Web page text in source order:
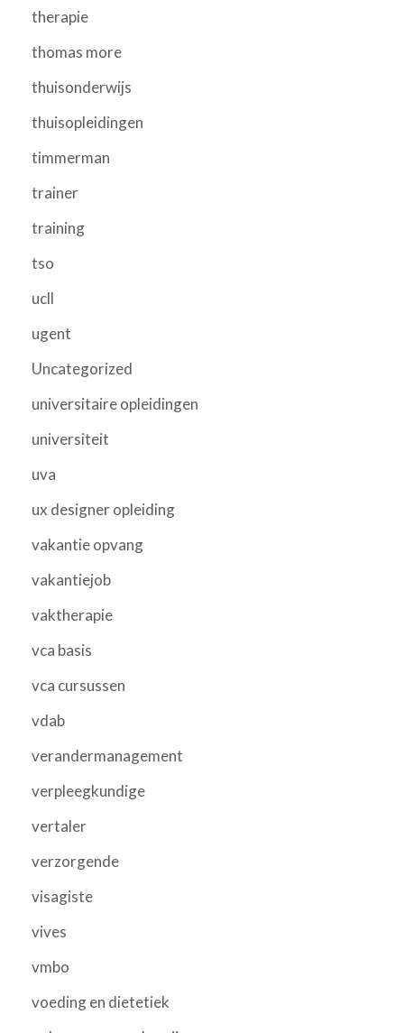
therapie
thomas more
thuisonderwijs
thuisopleidingen
timmerman
trainer
training
tso
ucll
ugent
Uncategorized
universitaire opleidingen
universiteit
uva
ux designer opleiding
vakantie opvang
vakantiejob
vaktherapie
vca basis
vca cursussen
vdab
verandermanagement
verpleegkundige
vertaler
verzorgende
visagiste
vives
vmbo
voeding en dietetiek